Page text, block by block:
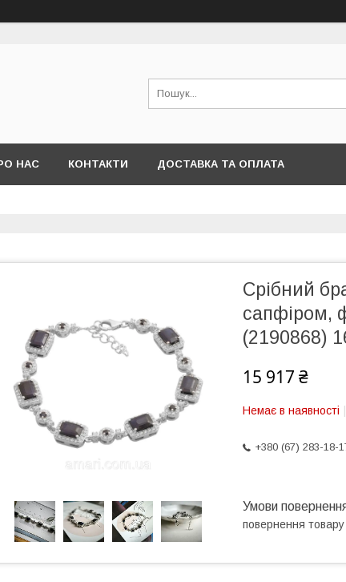
НАС КОНТАКТИ ДОСТАВКА ТА ОПЛАТА
Срібний
сапфіром,
(2190868)
15 917 ₴
Немає в наявності
+380 (67) 283-18-
повернення